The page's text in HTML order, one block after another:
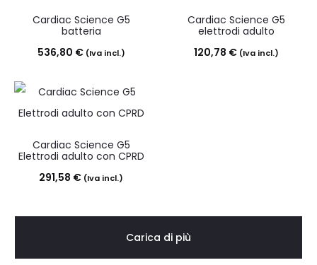
Cardiac Science G5
batteria
536,80 € (Iva incl.)
Cardiac Science G5
elettrodi adulto
120,78 € (Iva incl.)
Cardiac Science G5
Elettrodi adulto con CPRD
291,58 € (Iva incl.)
Carica di più